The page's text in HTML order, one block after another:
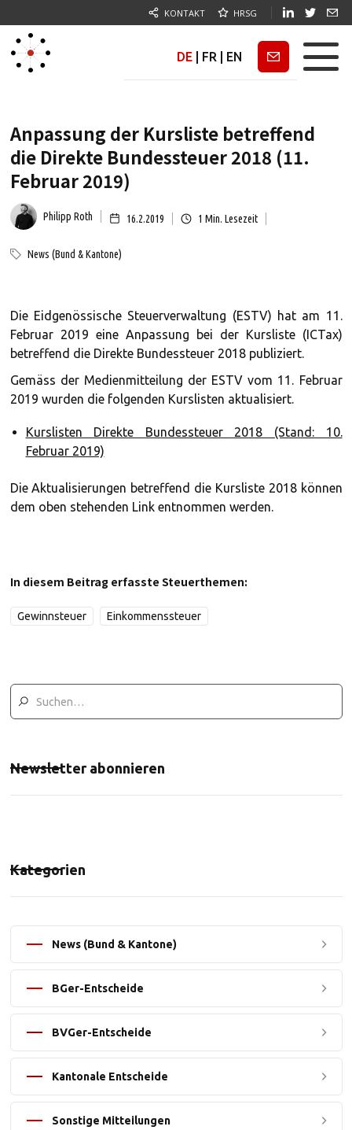
KONTAKT HRSG
DE FR EN Newsletter
Anpassung der Kursliste betreffend
die Direkte Bundessteuer 2018 (11.
Februar 2019)
Philipp Roth 16.2.2019 1 Min. Lesezeit
News (Bund & Kantone)
Die Eidgenössische Steuerverwaltung (ESTV) hat am 11.
Februar 2019 eine Anpassung bei der Kursliste (ICTax)
betreffend die Direkte Bundessteuer 2018 publiziert.
Gemäss der Medienmitteilung der ESTV vom 11. Februar
2019 wurden die folgenden Kurslisten aktualisiert.
Kurslisten Direkte Bundessteuer 2018 (Stand: 10.
Februar 2019)
Die Aktualisierungen betreffend die Kursliste 2018 können
dem oben stehenden Link entnommen werden.
In diesem Beitrag erfasste Steuerthemen:
Gewinnsteuer Einkommenssteuer
Newsletter abonnieren
Kategorien
News (Bund & Kantone)
BGer-Entscheide
BVGer-Entscheide
Kantonale Entscheide
Sonstige Mitteilungen